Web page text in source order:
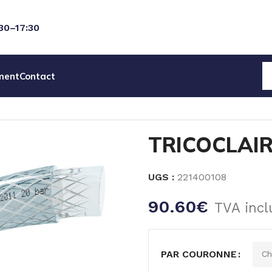
Contact
UGS : 221400108
90.60€ TVA
PAR COURONNE